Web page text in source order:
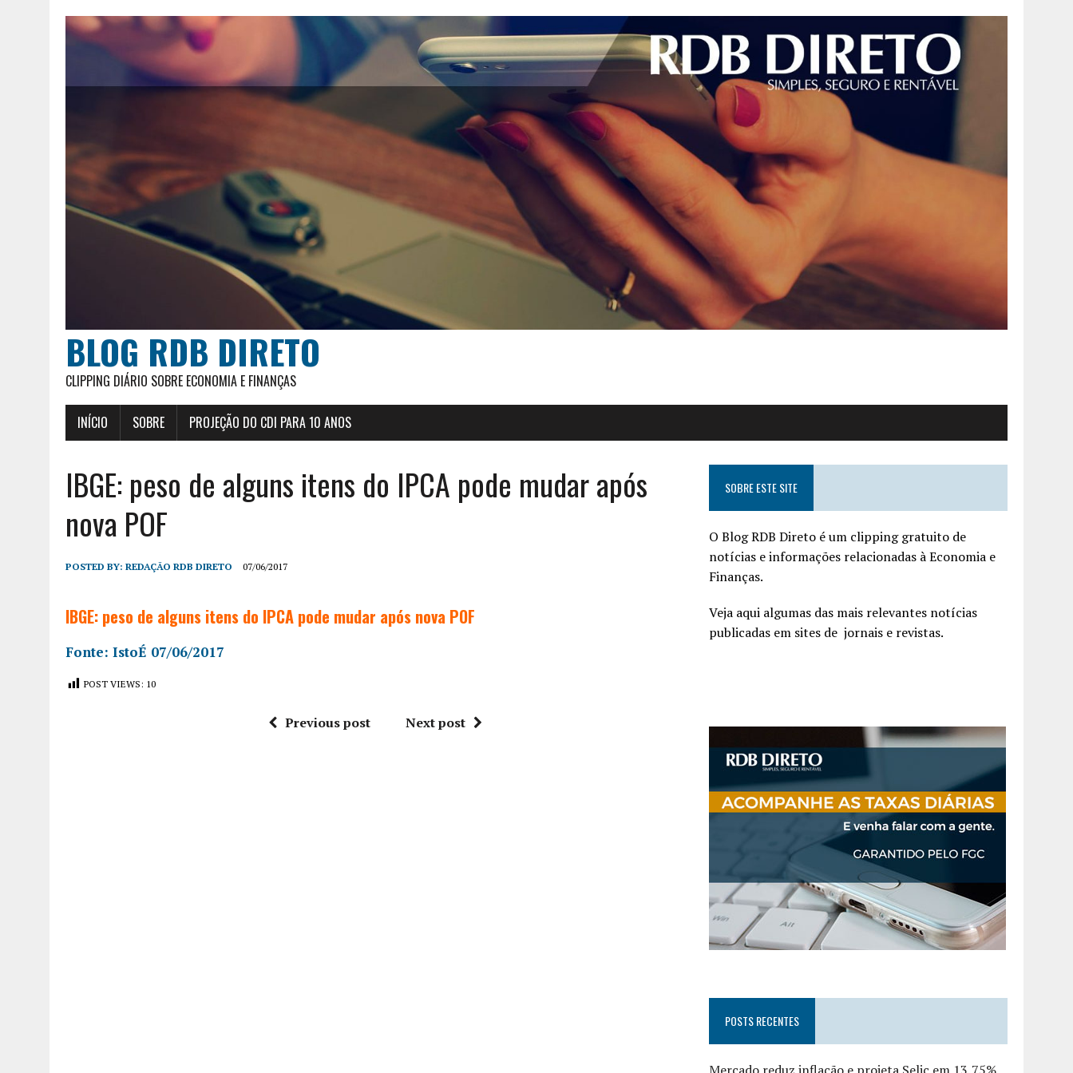
BLOG RDB DIRETO
CLIPPING DIÁRIO SOBRE ECONOMIA E FINANÇAS
INÍCIO SOBRE PROJEÇÃO DO CDI PARA 10 ANOS
IBGE: peso de alguns itens do IPCA pode mudar após
nova POF
POSTED BY: REDAÇÃO RDB DIRETO 07/06/2017
IBGE: peso de alguns itens do IPCA pode mudar após nova POF
Fonte: IstoÉ 07/06/2017
POST VIEWS: 10
Previous post Next post
SOBRE ESTE SITE
O Blog RDB Direto é um clipping gratuito de
notícias e informações relacionadas à Economia e
Finanças.
Veja aqui algumas das mais relevantes notícias
publicadas em sites de jornais e revistas.
POSTS RECENTES